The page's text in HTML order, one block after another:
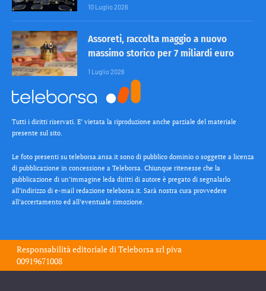
10 Luglio 2026
Assoreti, raccolta maggio a nuovo
massimo storico per 7 miliardi euro
1 Luglio 2026
Tutti i diritti riservati. E’ vietata la riproduzione anche parziale del materiale
presente sul sito.
Le foto presenti su teleborsa.ansa.it sono di pubblico dominio o soggette a licenza
di pubblicazione in concessione a Teleborsa. Chiunque ritenesse che la
pubblicazione di un’immagine leda diritti di autore è pregato di segnalarlo
all’indirizzo di e-mail redazione teleborsa.it. Sarà nostra cura provvedere
all’accertamento ed all’eventuale rimozione.
Responsabilità editoriale diTeleborsa srlpiva
00919671008